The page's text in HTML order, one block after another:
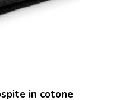
in cotone